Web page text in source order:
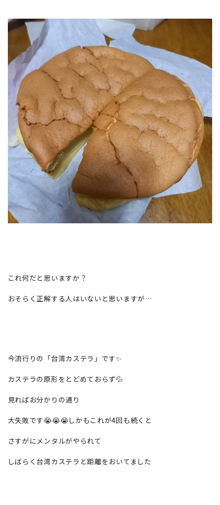
これ何だと思いますか？
おそらく正解する人はいないと思いますが…
今流行りの「台湾カステラ」です✨
カステラの原形をとどめておらず💦
見ればお分かりの通り
大失敗です😭😭😭しかもこれが4回も続くと
さすがにメンタルがやられて
しばらく台湾カステラと距離をおいてました